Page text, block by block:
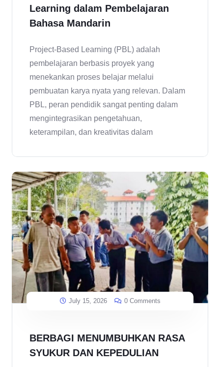
Learning dalam Pembelajaran
Bahasa Mandarin
Project-Based Learning (PBL) adalah
pembelajaran berbasis proyek yang
menekankan proses belajar melalui
pembuatan karya nyata yang relevan. Dalam
PBL, peran pendidik sangat penting dalam
mengintegrasikan pengetahuan,
keterampilan, dan kreativitas dalam
July 15, 2026 0 Comments
BERBAGI MENUMBUHKAN RASA
SYUKUR DAN KEPEDULIAN